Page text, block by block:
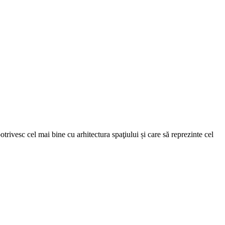
cel mai bine cu arhitectura spaţiului și care să reprezinte cel